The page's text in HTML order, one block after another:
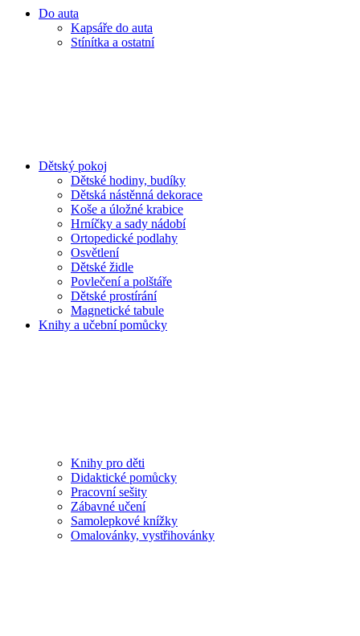
Do auta
Kapsáře do auta
Stínítka a ostatní
Dětský pokoj
Dětské hodiny, budíky
Dětská nástěnná dekorace
Koše a úložné krabice
Hrníčky a sady nádobí
Ortopedické podlahy
Osvětlení
Dětské židle
Povlečení a polštáře
Dětské prostírání
Magnetické tabule
Knihy a učební pomůcky
Knihy pro děti
Didaktické pomůcky
Pracovní sešity
Zábavné učení
Samolepkové knížky
Omalovánky, vystřihovánky